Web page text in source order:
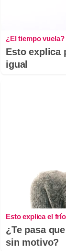
¿El tiempo vuela?
Esto explica
igual
Esto explica el frío
¿Te pasa
sin motivo?